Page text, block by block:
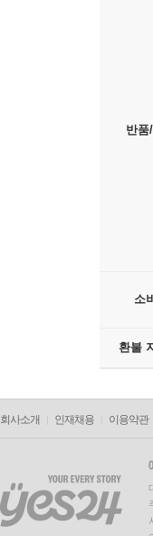
반품
소
환불
회사소개 인재채용 이용약관